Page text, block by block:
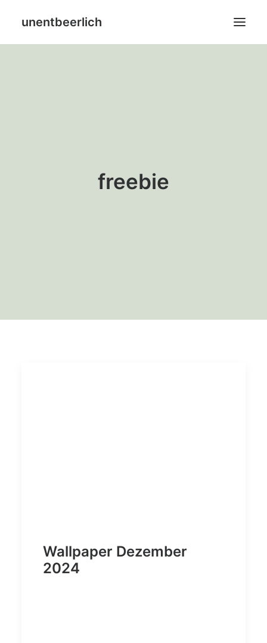
unentbeerlich
freebie
Wallpaper Dezember
2024